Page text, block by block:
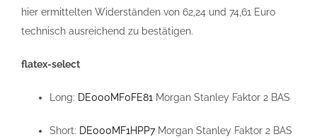
hier ermittelten Widerständen von 62,24 und 74,61 Euro
technisch ausreichend zu bestätigen.
flatex-select
Long: DE000MF0FE81 Morgan Stanley Faktor 2 BAS
Short: DE000MF1HPP7Morgan Stanley Faktor 2 BAS